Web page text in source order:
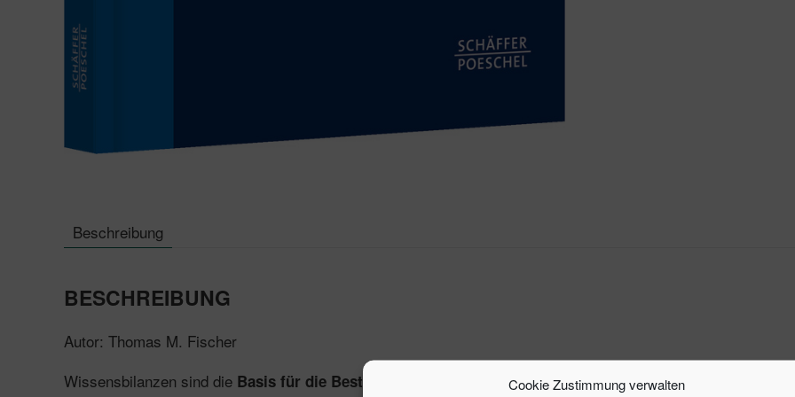
Cookie Zustimmung verwalten
Beschreibung
BESCHREIBUNG
Autor: Thomas M. Fischer
Wissensbilanzen sind die Basis für die Bestimmung und Messung immaterieller Werte– sie zeigen die